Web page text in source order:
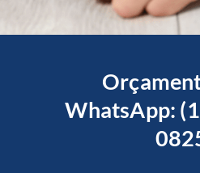
WhatsApp: